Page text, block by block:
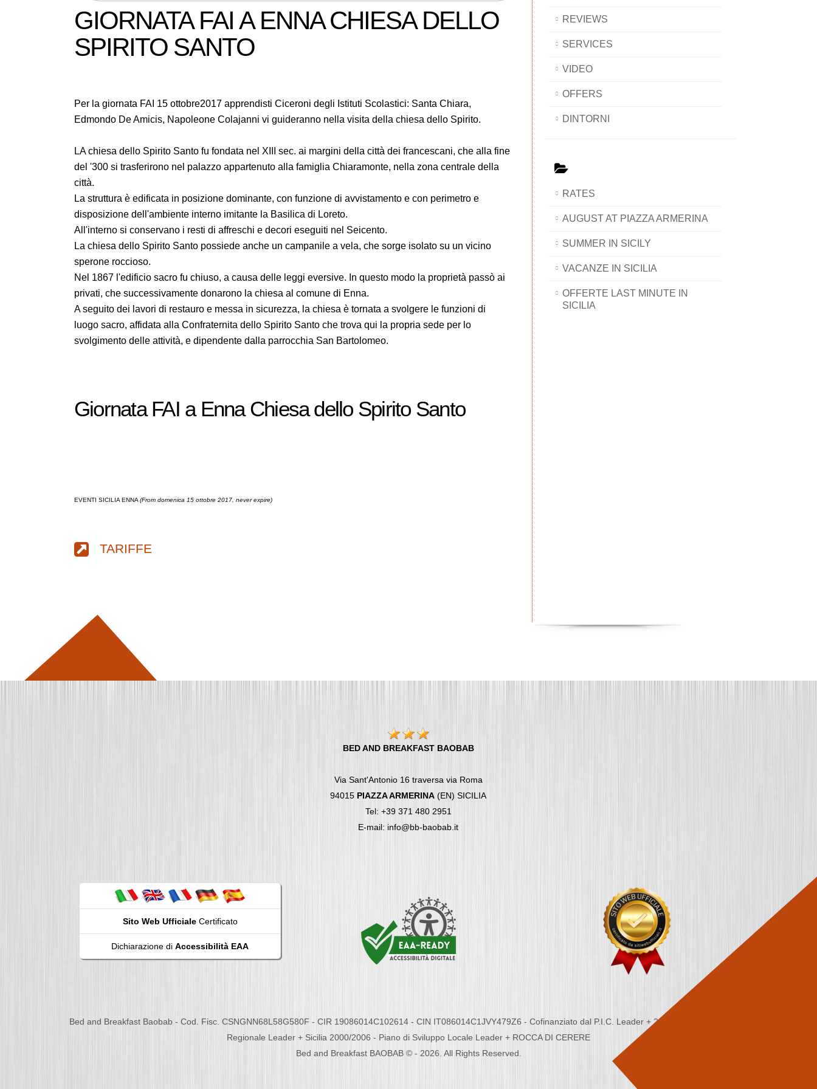
GIORNATA FAI A ENNA CHIESA DELLO
SPIRITO SANTO
Per la giornata FAI 15 ottobre2017 apprendisti Ciceroni degli Istituti Scolastici: Santa Chiara,
Edmondo De Amicis, Napoleone Colajanni vi guideranno nella visita della chiesa dello Spirito.
LA chiesa dello Spirito Santo fu fondata nel XIII sec. ai margini della città dei francescani, che alla fine
del '300 si trasferirono nel palazzo appartenuto alla famiglia Chiaramonte, nella zona centrale della
città.
La struttura è edificata in posizione dominante, con funzione di avvistamento e con perimetro e
disposizione dell'ambiente interno imitante la Basilica di Loreto.
All'interno si conservano i resti di affreschi e decori eseguiti nel Seicento.
La chiesa dello Spirito Santo possiede anche un campanile a vela, che sorge isolato su un vicino
sperone roccioso.
Nel 1867 l'edificio sacro fu chiuso, a causa delle leggi eversive. In questo modo la proprietà passò ai
privati, che successivamente donarono la chiesa al comune di Enna.
A seguito dei lavori di restauro e messa in sicurezza, la chiesa è tornata a svolgere le funzioni di
luogo sacro, affidata alla Confraternita dello Spirito Santo che trova qui la propria sede per lo
svolgimento delle attività, e dipendente dalla parrocchia San Bartolomeo.
Giornata FAI a Enna Chiesa dello Spirito Santo
EVENTI SICILIA ENNA(From domenica 15 ottobre 2017, never expire)
TARIFFE
REVIEWS
SERVICES
VIDEO
OFFERS
DINTORNI
RATES
AUGUST AT PIAZZA ARMERINA
SUMMER IN SICILY
VACANZE IN SICILIA
OFFERTE LAST MINUTE IN
SICILIA
BED AND BREAKFAST BAOBAB
Via Sant'Antonio 16 traversa via Roma
94015 PIAZZA ARMERINA (EN) SICILIA
Tel: +39 371 480 2951
E-mail: info@bb-baobab.it
Sito Web UfficialeCertificato
Dichiarazione di Accessibilità EAA
Bed and Breakfast Baobab - Cod. Fisc. CSNGNN68L58G580F - CIR 19086014C102614 - CIN IT086014C1JVY479Z6 - Cofinanziato dal P.I.C. Leader + 2000/2006 - Programma
Regionale Leader + Sicilia 2000/2006 - Piano di Sviluppo Locale Leader + ROCCA DI CERERE
Bed and Breakfast BAOBAB © - 2026. All Rights Reserved.